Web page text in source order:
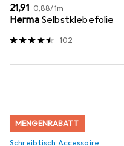
EUR
21,91 EUR
0,88/1m
Herma Selbstklebefolie
102
MENGENRABATT
Schreibtisch Accessoire